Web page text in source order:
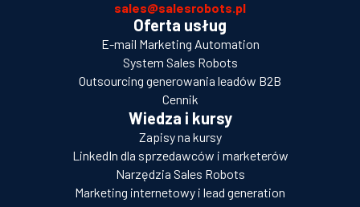
sales@salesrobots.pl
Oferta usług
E-mail Marketing Automation
System Sales Robots
Outsourcing generowania leadów B2B
Cennik
Wiedza i kursy
Zapisy na kursy
LinkedIn dla sprzedawców i marketerów
Narzędzia Sales Robots
Marketing internetowy i lead generation